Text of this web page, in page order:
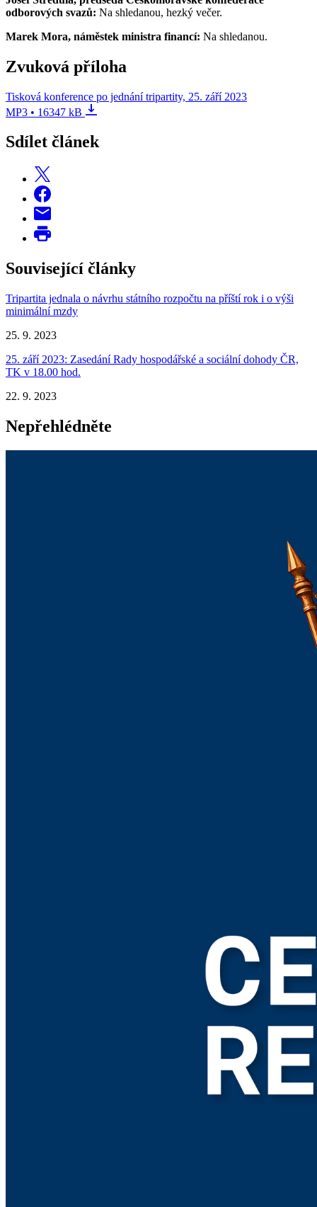
odborových svazů: Na shledanou, hezký večer.
Marek Mora, náměstek ministra financí: Na shledanou.
Zvuková příloha
Tisková konference po jednání tripartity, 25. září 2023
MP3 • 16347 kB
Sdílet článek
Související články
Tripartita jednala o návrhu státního rozpočtu na příští rok i o výši
minimální mzdy
25. 9. 2023
25. září 2023: Zasedání Rady hospodářské a sociální dohody ČR,
TK v 18.00 hod.
22. 9. 2023
Nepřehlédněte